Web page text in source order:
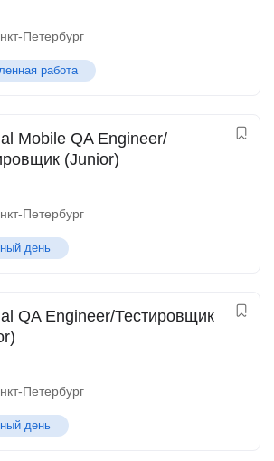
Петербург
работа
Mobile QA Engineer/
(Junior)
Петербург
день
QA Engineer/Тестировщик
Петербург
день